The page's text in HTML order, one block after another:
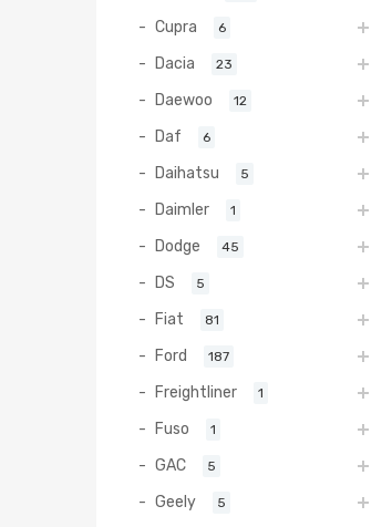
Cupra 6
Dacia 23
Daewoo 12
Daf 6
Daihatsu 5
Daimler 1
Dodge 45
DS 5
Fiat 81
Ford 187
Freightliner 1
Fuso 1
GAC 5
Geely 5